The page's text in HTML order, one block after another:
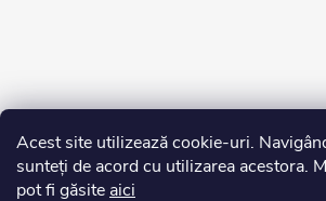
Acest site utilizează cookie-uri.
sunteți de acord cu utilizarea acestora.
pot fi găsite aici